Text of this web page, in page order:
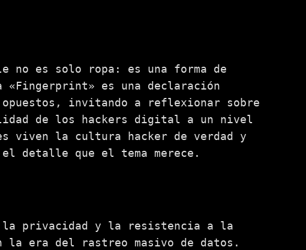
no es solo ropa: es una forma de
es una declaración
opuestos, invitando a reflexionar sobre
de los hackers digital a un nivel
viven la cultura hacker de verdad y
detalle que el tema merece.
la privacidad y la resistencia a la
era del rastreo masivo de datos.